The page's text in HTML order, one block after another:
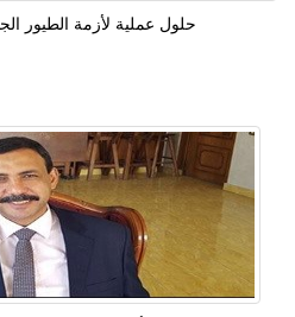
حلول عملية لأزمة الطيور